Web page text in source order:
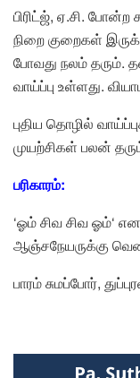
பிரிட்ஜ், ஏ.சி.
நிறை குறைகள்
போவது நலம் தரும்.
வாய்ப்பு உள்ளது.
புதிய தொழில்
முயற்சிகள் பலன்
பரிகாரம்:
‘ஓம் சிவ சிவ ஓம்‘
ஆஞ்சநேயருக்கு
பாரம் சுமப்போர்,